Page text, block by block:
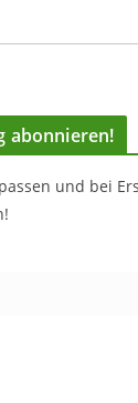
abonnieren!
und bei